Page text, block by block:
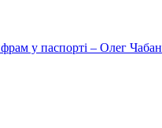
у паспорті – Олег Чабан